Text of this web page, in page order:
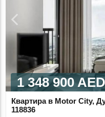
1 348 900
Квартира в Motor City,
118836